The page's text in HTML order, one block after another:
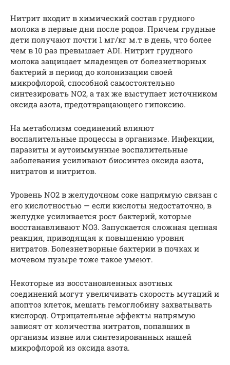
Нитрит входит в химический состав грудного
молока в первые дни после родов. Причем грудные
дети получают почти 1 мг/кг м.т в день, что более
чем в 10 раз превышает ADI. Нитрит грудного
молока защищает младенцев от болезнетворных
бактерий в период до колонизации своей
микрофлорой, способной самостоятельно
синтезировать NO2, а так же выступает источником
оксида азота, предотвращающего гипоксию.
На метаболизм соединений влияют
воспалительные процессы в организме. Инфекции,
паразиты и аутоиммунные воспалительные
заболевания усиливают биосинтез оксида азота,
нитратов и нитритов.
Уровень NO2 в желудочном соке напрямую связан с
его кислотностью — если кислоты недостаточно, в
желудке усиливается рост бактерий, которые
восстанавливают NO3. Запускается сложная цепная
реакция, приводящая к повышению уровня
нитратов. Болезнетворные бактерии в почках и
мочевом пузыре тоже такое умеют.
Некоторые из восстановленных азотных
соединений могут увеличивать скорость мутаций и
апоптоз клеток, мешать гемоглобину захватывать
кислород. Отрицательные эффекты напрямую
зависят от количества нитратов, попавших в
организм извне или синтезированных нашей
микрофлорой из оксида азота.